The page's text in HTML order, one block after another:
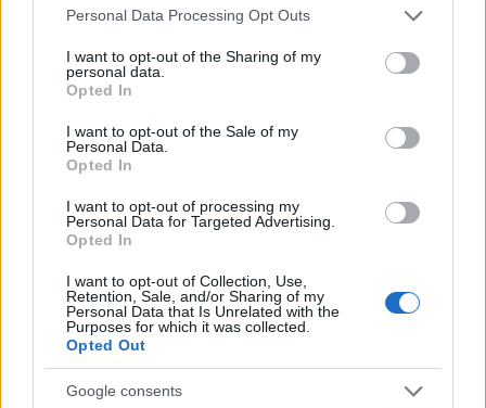
Please note that this website/app uses one or more Google
not limited to your visit or usage behaviour. You may click to
grant or deny consent to Google and its third-party tags to
use your data for below specified purposes in below Google
consent section.
Personal Data Processing Opt Outs
I want to opt-out of the Sharing of my
personal data.
Opted In
I want to opt-out of the Sale of my
Personal Data.
Opted In
I want to opt-out of processing my
Personal Data for Targeted Advertising.
Opted In
I want to opt-out of Collection, Use,
Retention, Sale, and/or Sharing of my
Personal Data that Is Unrelated with the
Purposes for which it was collected.
Opted Out
Google consents
Condividi l'articolo
F
a
ce
b
o
o
k
T
w
it
te
r
n
re
h
s
p
p
h
re
Prossimo articolo
NOTIZIE RECENTI
Calangianus, dopo le polemiche il centro
accoglienza minori chiude